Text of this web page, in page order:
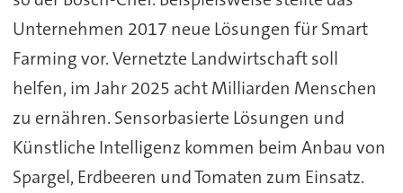
Unternehmen 2017 neue Lösungen für Smart
Farming vor. Vernetzte Landwirtschaft soll
helfen, im Jahr 2025 acht Milliarden Menschen
zu ernähren. Sensorbasierte Lösungen und
Künstliche Intelligenz kommen beim Anbau von
Spargel, Erdbeeren und Tomaten zum Einsatz.